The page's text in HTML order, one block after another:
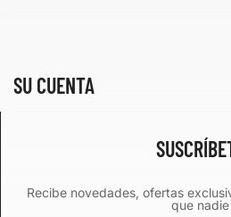
SU CUENTA
Recibe novedades, ofertas
que nadie